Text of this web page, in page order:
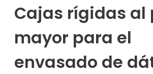
Cajas rígidas al
mayor para el
envasado de